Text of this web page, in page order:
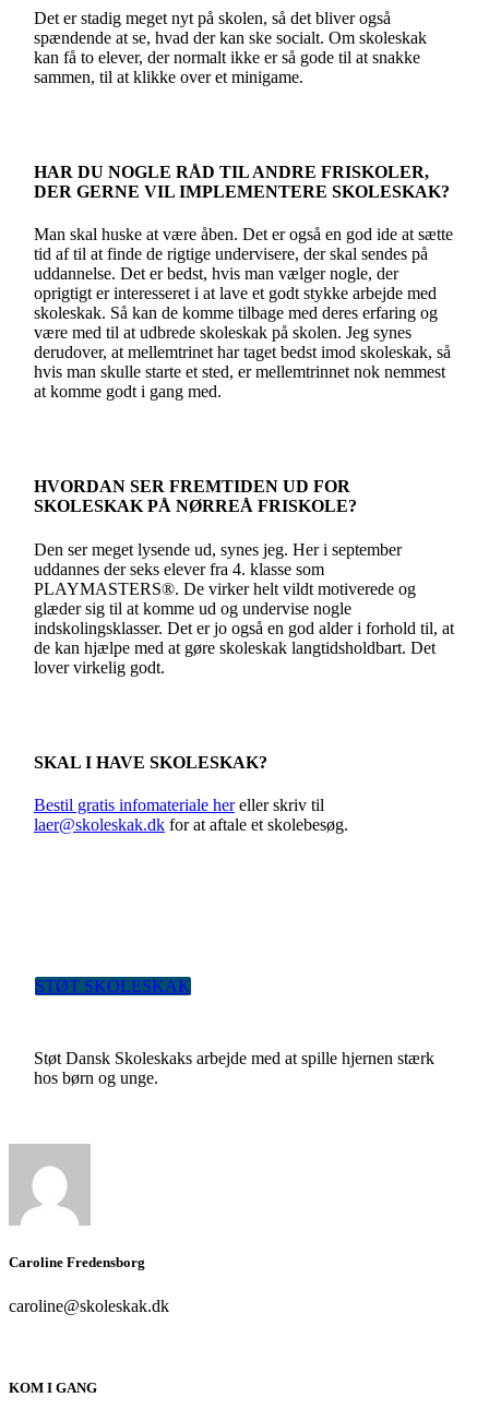
Det er stadig meget nyt på skolen, så det bliver også
spændende at se, hvad der kan ske socialt. Om skoleskak
kan få to elever, der normalt ikke er så gode til at snakke
sammen, til at klikke over et minigame.
HAR DU NOGLE RÅD TIL ANDRE FRISKOLER,
DER GERNE VIL IMPLEMENTERE SKOLESKAK?
Man skal huske at være åben. Det er også en god ide at sætte
tid af til at finde de rigtige undervisere, der skal sendes på
uddannelse. Det er bedst, hvis man vælger nogle, der
oprigtigt er interesseret i at lave et godt stykke arbejde med
skoleskak. Så kan de komme tilbage med deres erfaring og
være med til at udbrede skoleskak på skolen. Jeg synes
derudover, at mellemtrinet har taget bedst imod skoleskak, så
hvis man skulle starte et sted, er mellemtrinnet nok nemmest
at komme godt i gang med.
HVORDAN SER FREMTIDEN UD FOR
SKOLESKAK PÅ NØRREÅ FRISKOLE?
Den ser meget lysende ud, synes jeg. Her i september
uddannes der seks elever fra 4. klasse som
PLAYMASTERS®. De virker helt vildt motiverede og
glæder sig til at komme ud og undervise nogle
indskolingsklasser. Det er jo også en god alder i forhold til, at
de kan hjælpe med at gøre skoleskak langtidsholdbart. Det
lover virkelig godt.
SKAL I HAVE SKOLESKAK?
Bestil gratis infomateriale hereller skriv til
laer@skoleskak.dk for at aftale et skolebesøg.
STØT SKOLESKAK
Støt Dansk Skoleskaks arbejde med at spille hjernen stærk
hos børn og unge.
Caroline Fredensborg
caroline@skoleskak.dk
KOM I GANG